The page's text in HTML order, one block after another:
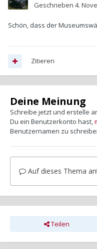
Geschrieben 4.
Schön, dass der
Zitieren
Deine Meinung
Schreibe jetzt und erstelle
Du ein Benutzerkonto hast,
Benutzernamen zu
Auf dieses Thema
Teilen